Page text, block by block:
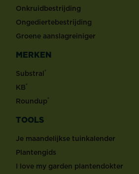
Onkruidbestrijding
Ongediertebestrijding
Groene aanslagreiniger
MERKEN
Substral®
KB®
Roundup®
TOOLS
Je maandelijkse tuinkalender
Plantengids
I love my garden plantendokter